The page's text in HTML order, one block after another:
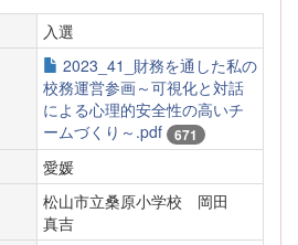
入選
2023_41_財務を通した私の
校務運営参画～可視化と対話
による心理的安全性の高いチ
ームづくり～.pdf
671
愛媛
松山市立桑原小学校 岡田
真吉